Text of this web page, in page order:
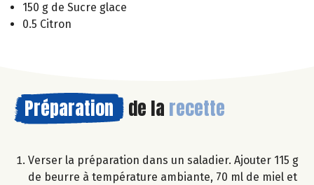
150 g de Sucre glace
0.5 Citron
Préparation de la recette
Verser la préparation dans un saladier. Ajouter 115 g
de beurre à température ambiante, 70 ml de miel et